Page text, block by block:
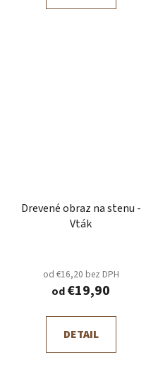
Drevené obraz na stenu -
Vták
od €16,20 bez DPH
od€19,90
DETAIL